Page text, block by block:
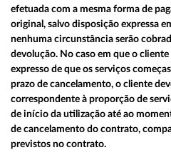
efetuada com a mesma forma de
original, salvo disposição expressa
nenhuma circunstância serão
devolução. No caso em que o
expresso de que os serviços
prazo de cancelamento, o cliente
correspondente à proporção de
de início da utilização até ao
de cancelamento do contrato,
previstos no contrato.